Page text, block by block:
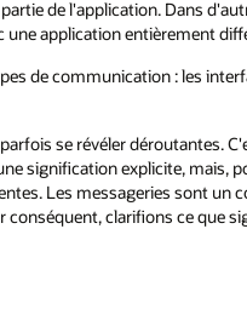
de l'application. Dans
une application entièrement
de communication : les
se révéler déroutantes.
signification explicite, mais,
Les messageries sont un
clarifions ce que